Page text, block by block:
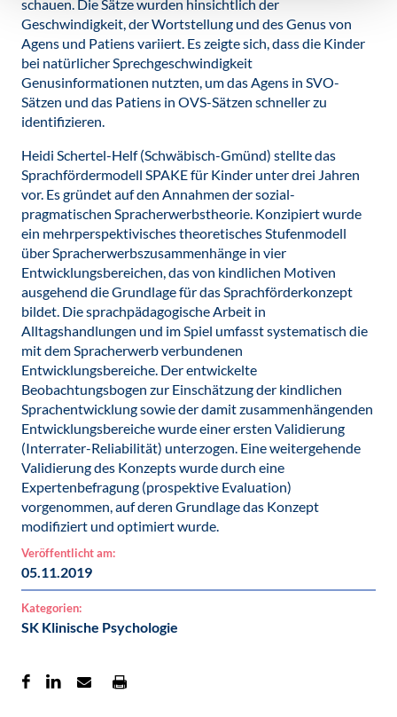
schauen. Die Sätze wurden hinsichtlich der
Geschwindigkeit, der Wortstellung und des Genus von
Agens und Patiens variiert. Es zeigte sich, dass die Kinder
bei natürlicher Sprechgeschwindigkeit
Genusinformationen nutzten, um das Agens in SVO-
Sätzen und das Patiens in OVS-Sätzen schneller zu
identifizieren.
Heidi Schertel-Helf (Schwäbisch-Gmünd) stellte das
Sprachfördermodell SPAKE für Kinder unter drei Jahren
vor. Es gründet auf den Annahmen der sozial-
pragmatischen Spracherwerbstheorie. Konzipiert wurde
ein mehrperspektivisches theoretisches Stufenmodell
über Spracherwerbszusammenhänge in vier
Entwicklungsbereichen, das von kindlichen Motiven
ausgehend die Grundlage für das Sprachförderkonzept
bildet. Die sprachpädagogische Arbeit in
Alltagshandlungen und im Spiel umfasst systematisch die
mit dem Spracherwerb verbundenen
Entwicklungsbereiche. Der entwickelte
Beobachtungsbogen zur Einschätzung der kindlichen
Sprachentwicklung sowie der damit zusammenhängenden
Entwicklungsbereiche wurde einer ersten Validierung
(Interrater-Reliabilität) unterzogen. Eine weitergehende
Validierung des Konzepts wurde durch eine
Expertenbefragung (prospektive Evaluation)
vorgenommen, auf deren Grundlage das Konzept
modifiziert und optimiert wurde.
Veröffentlicht am:
05.11.2019
Kategorien:
SK Klinische Psychologie